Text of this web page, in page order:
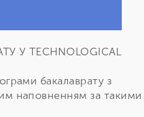
У TECHNOLOGICAL
бакалаврату з
наповненням за такими